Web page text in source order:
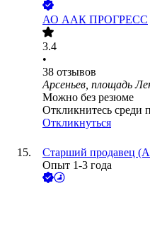
АО ААК ПРОГРЕСС
3.4
•
38 отзывов
Арсеньев, площадь
Можно без резюме
Откликнитесь среди
Откликнуться
Старший продавец
Опыт 1-3 года